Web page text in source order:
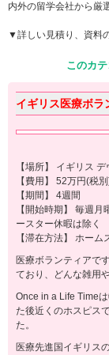
内外の留学会社から厳
▼詳しい見積り、資料
このカ
イギリス医療ボラ
【場所】 イギリス デ
【費用】 52万円(税
【期間】 4週間
【開始時期】 毎週
ースター休暇は除く
【滞在方法】 ホーム
医療ボランティアで
ており、どんな雑用
Once in a Life Time
た後近くのホスピス
た。
医療先進国イギリス